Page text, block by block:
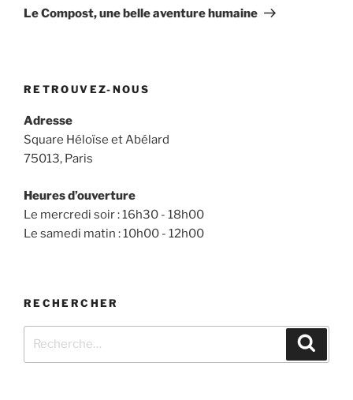
suivant
Le Compost, une belle aventure humaine
RETROUVEZ-NOUS
Adresse
Square Héloïse et Abélard
75013, Paris
Heures d’ouverture
Le mercredi soir : 16h30 - 18h00
Le samedi matin : 10h00 - 12h00
RECHERCHER